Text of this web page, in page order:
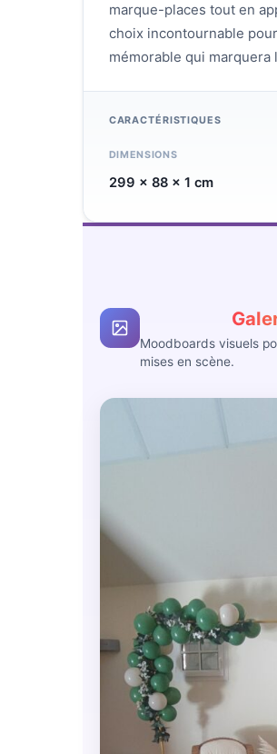
marque-places tout en
choix incontournable
mémorable qui
CARACTÉRISTIQUES
DIMENSIONS
299 × 88 × 1 cm
Moodboards visuels
mises en scène.